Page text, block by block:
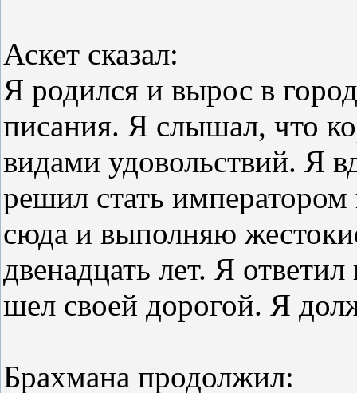
Аскет сказал:
Я родился и вырос в
писания. Я слышал, что
видами удовольствий. Я
решил стать
сюда и выполняю
двенадцать лет. Я
шел своей дорогой. Я
Брахмана продолжил: